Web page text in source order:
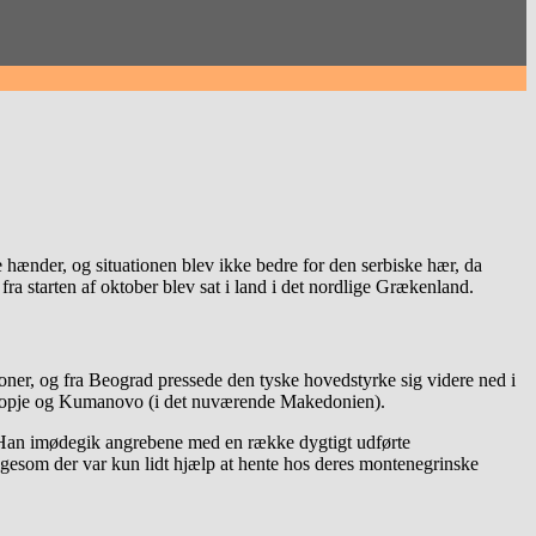
og situationen blev ikke bedre for den serbiske hær, da
starten af oktober blev sat i land i det nordlige Grækenland.
og fra Beograd pressede den tyske hovedstyrke sig videre ned i
og Kumanovo (i det nuværende Makedonien).
imødegik angrebene med en række dygtigt udførte
der var kun lidt hjælp at hente hos deres montenegrinske